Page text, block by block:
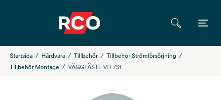
Startsida Hårdvara Tillbehör
Tillbehör Strömförsörjning
Tillbehör Montage
VÄGGFÄSTE VIT /St